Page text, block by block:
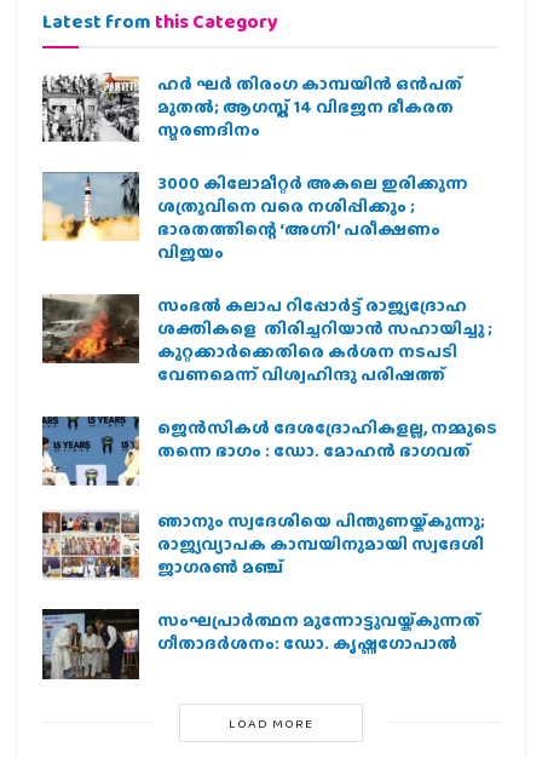
Latest from this Category
ഹര്‍ ഘര്‍ തിരംഗ കാമ്പയിന്‍ ഒന്‍പത്
മുതല്‍; ആഗസ്ത് 14 വിഭജന ഭീകരത
സ്മരണദിനം
3000 കിലോമീറ്റർ അകലെ ഇരിക്കുന്ന
ശത്രുവിനെ വരെ നശിപ്പിക്കും ;
ഭാരതത്തിന്റെ ‘അഗ്നി’ പരീക്ഷണം
വിജയം
സംഭൽ കലാപ റിപ്പോർട്ട് രാജ്യദ്രോഹ
ശക്തികളെ തിരിച്ചറിയാൻ സഹായിച്ചു ;
കുറ്റക്കാർക്കെതിരെ കർശന നടപടി
വേണമെന്ന് വിശ്വഹിന്ദു പരിഷത്ത്
ജെന്‍സികള്‍ ദേശദ്രോഹികളല്ല, നമ്മുടെ
തന്നെ ഭാഗം : ഡോ. മോഹന്‍ ഭാഗവത്
ഞാനും സ്വദേശിയെ പിന്തുണയ്ക്കുന്നു;
രാജ്യവ്യാപക കാമ്പയിനുമായി സ്വദേശി
ജാഗരണ്‍ മഞ്ച്
സംഘപ്രാര്‍ത്ഥന മുന്നോട്ടുവയ്ക്കുന്നത്
ഗീതാദര്‍ശനം: ഡോ. കൃഷ്ണഗോപാല്‍
LOAD MORE